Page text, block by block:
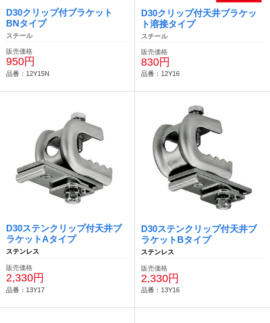
D30クリップ付ブラケット
BNタイプ
スチール
販売価格
950円
品番：12Y15N
D30クリップ付天井ブラケッ
ト溶接タイプ
スチール
販売価格
830円
品番：12Y16
D30ステンクリップ付天井ブ
ラケットAタイプ
ステンレス
販売価格
2,330円
品番：13Y17
D30ステンクリップ付天井ブ
ラケットBタイプ
ステンレス
販売価格
2,330円
品番：13Y16